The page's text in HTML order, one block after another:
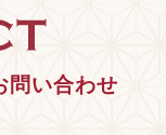
問い合わせ